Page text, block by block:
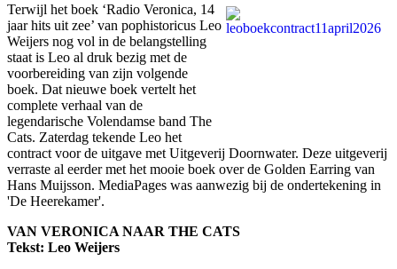
Terwijl het boek ‘Radio Veronica, 14
jaar hits uit zee’ van pophistoricus Leo
Weijers nog vol in de belangstelling
staat is Leo al druk bezig met de
voorbereiding van zijn volgende
boek. Dat nieuwe boek vertelt het
complete verhaal van de
legendarische Volendamse band The
Cats. Zaterdag tekende Leo het
contract voor de uitgave met Uitgeverij Doornwater. Deze uitgeverij
verraste al eerder met het mooie boek over de Golden Earring van
Hans Muijsson. MediaPages was aanwezig bij de ondertekening in
'De Heerekamer'.
VAN VERONICA NAAR THE CATS
Tekst: Leo Weijers